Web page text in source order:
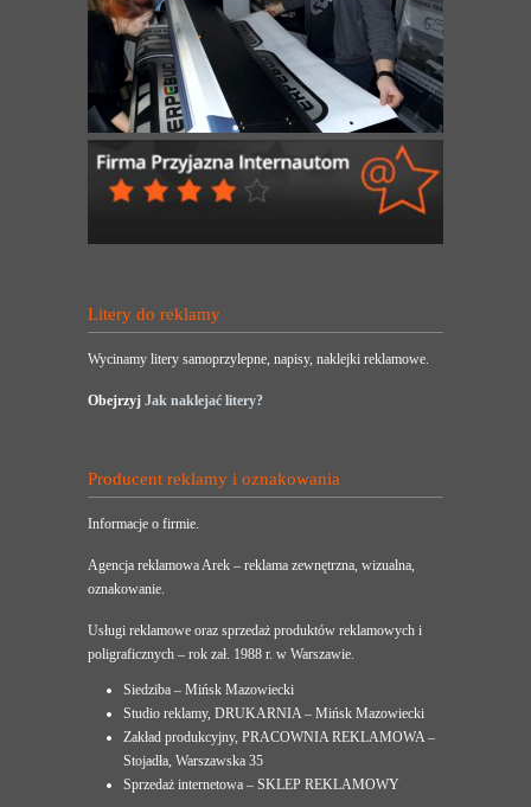
Litery do reklamy
Wycinamy litery samoprzylepne, napisy, naklejki reklamowe.
Obejrzyj Jak naklejać litery?
Producent reklamy i oznakowania
Informacje o firmie.
Agencja reklamowa Arek – reklama zewnętrzna, wizualna,
oznakowanie.
Usługi reklamowe oraz sprzedaż produktów reklamowych i
poligraficznych – rok zał. 1988 r. w Warszawie.
Siedziba – Mińsk Mazowiecki
Studio reklamy, DRUKARNIA – Mińsk Mazowiecki
Zakład produkcyjny, PRACOWNIA REKLAMOWA –
Stojadła, Warszawska 35
Sprzedaż internetowa – SKLEP REKLAMOWY